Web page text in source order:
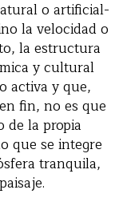
o artificial-
la velocidad o
la estructura
y cultural
activa y que,
fin, no es que
de la propia
que se integre
tranquila,